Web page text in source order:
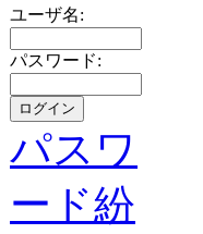
ユーザ名:
パスワード:
パスワ
ード紛